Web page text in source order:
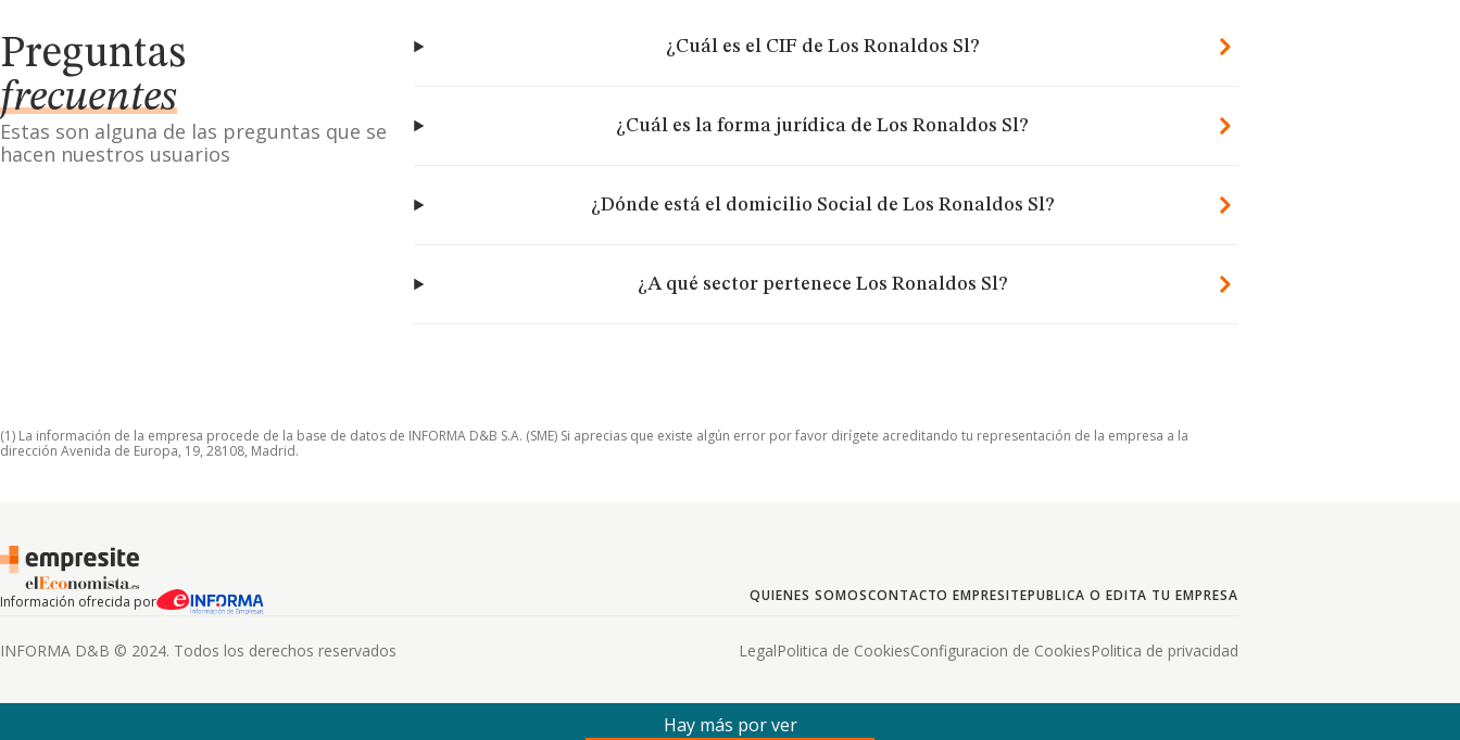
Preguntas
frecuentes
Estas son alguna de las preguntas que se
hacen nuestros usuarios
¿Cuál es el CIF de Los Ronaldos Sl?
¿Cuál es la forma jurídica de Los Ronaldos Sl?
¿Dónde está el domicilio Social de Los Ronaldos Sl?
¿A qué sector pertenece Los Ronaldos Sl?
(1) La información de la empresa procede de la base de datos de INFORMA D&B S.A. (SME) Si aprecias que existe algún error por favor dirígete acreditando tu representación de la empresa a la
dirección Avenida de Europa, 19, 28108, Madrid.
Información ofrecida por QUIENES SOMOSCONTACTO EMPRESITEPUBLICA O EDITA TU EMPRESA
INFORMA D&B © 2024. Todos los derechos reservados LegalPolitica de CookiesConfiguracion de CookiesPolitica de privacidad
Hay más por ver